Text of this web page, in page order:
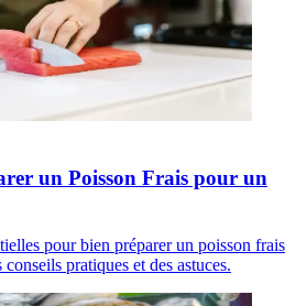
un Poisson Frais pour un
pour bien préparer un poisson frais
pratiques et des astuces.